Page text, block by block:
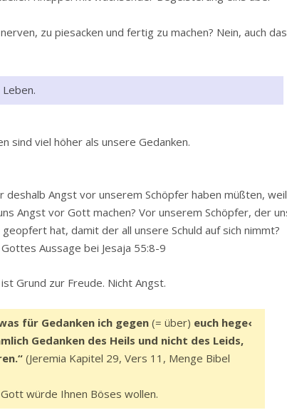
zu piesacken und fertig zu machen? Nein, auch das
sind viel höher als unsere Gedanken.
Angst vor unserem Schöpfer haben müßten, weil
Angst vor Gott machen? Vor unserem Schöpfer, der
hat, damit der all unsere Schuld auf sich nimmt?
Aussage bei Jesaja 55:8-9
Grund zur Freude. Nicht Angst.
für Gedanken ich gegen(= über) euch hege‹
Gedanken des Heils und nicht des Leids,
(Jeremia Kapitel 29, Vers 11, Menge Bibel
würde Ihnen Böses wollen.